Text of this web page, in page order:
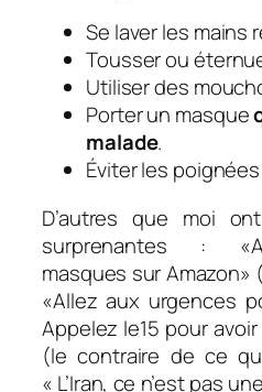
Se laver les mains
Tousser ou
Utiliser des
Porter un masque
malade.
Éviter les
D’autres que moi
surprenantes : «
masques sur Amazon»
«Allez aux urgences
Appelez le15 pour
(le contraire de ce
« L’Iran, ce n’est pas